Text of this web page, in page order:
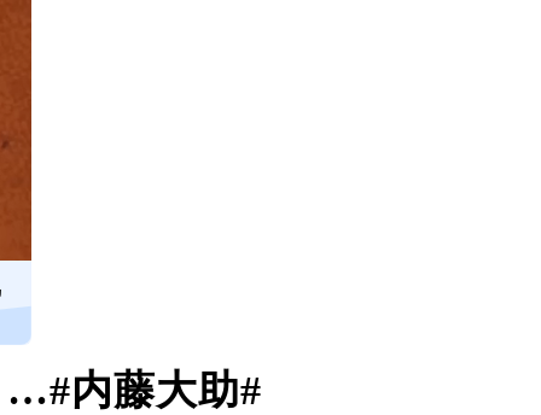
…#内藤大助#